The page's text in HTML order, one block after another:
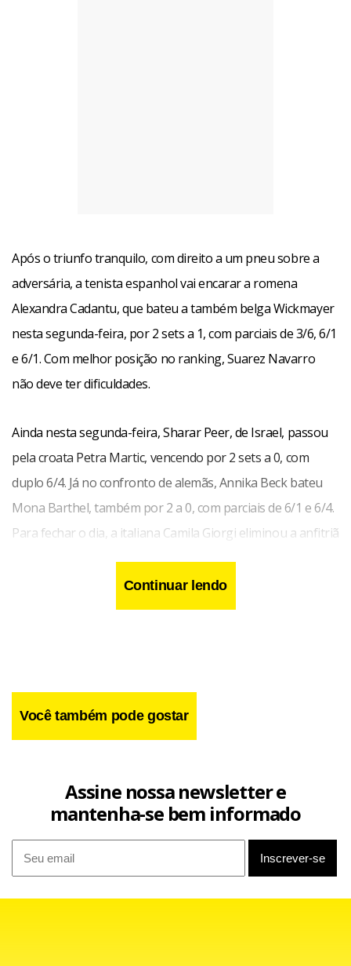
Após o triunfo tranquilo, com direito a um pneu sobre a
adversária, a tenista espanhol vai encarar a romena
Alexandra Cadantu, que bateu a também belga Wickmayer
nesta segunda-feira, por 2 sets a 1, com parciais de 3/6, 6/1
e 6/1. Com melhor posição no ranking, Suarez Navarro
não deve ter dificuldades.
Ainda nesta segunda-feira, Sharar Peer, de Israel, passou
pela croata Petra Martic, vencendo por 2 sets a 0, com
duplo 6/4. Já no confronto de alemãs, Annika Beck bateu
Mona Barthel, também por 2 a 0, com parciais de 6/1 e 6/4.
Para fechar o dia, a italiana Camila Giorgi eliminou a anfitriã
Piter com facilidade: 6/0 e 6/1.
Continuar lendo
Você também pode gostar
Assine nossa newsletter e
mantenha-se bem informado